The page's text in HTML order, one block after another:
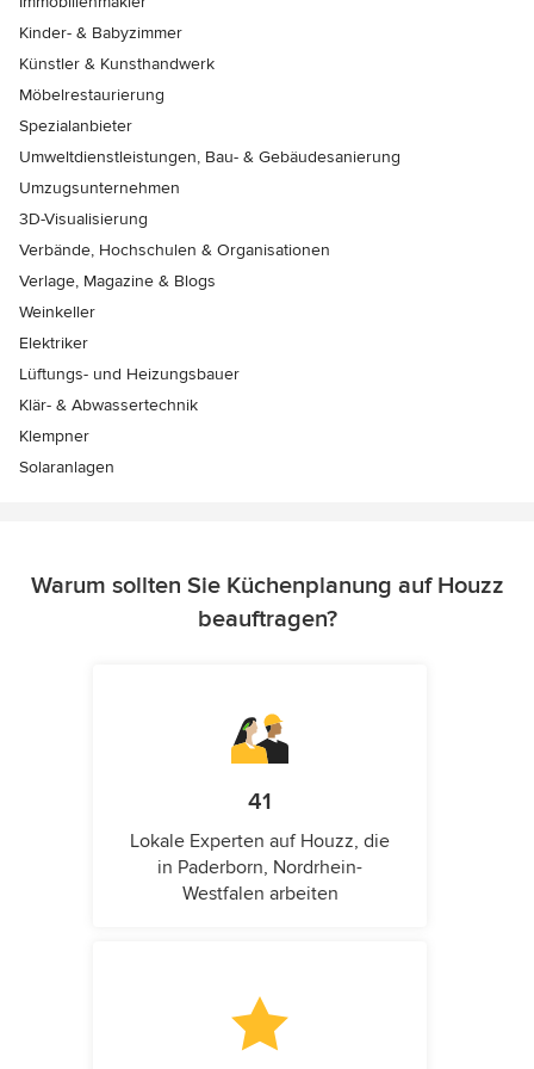
Kinder- & Babyzimmer
Künstler & Kunsthandwerk
Möbelrestaurierung
Spezialanbieter
Umweltdienstleistungen, Bau- & Gebäudesanierung
Umzugsunternehmen
3D-Visualisierung
Verbände, Hochschulen & Organisationen
Verlage, Magazine & Blogs
Weinkeller
Elektriker
Lüftungs- und Heizungsbauer
Klär- & Abwassertechnik
Klempner
Solaranlagen
Warum sollten Sie Küchenplanung auf Houzz
beauftragen?
41
Lokale Experten auf Houzz, die
in Paderborn, Nordrhein-
Westfalen arbeiten